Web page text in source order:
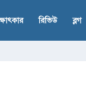
রিভিউ ব্লগ